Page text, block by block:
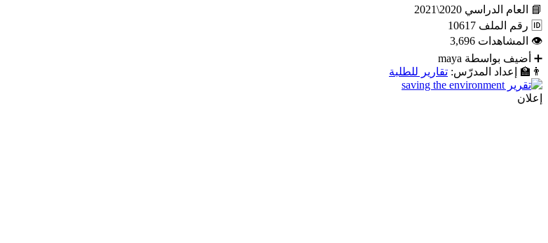
📘 العام الدراسي 2020\2021
🆔 رقم الملف 10617
👁 المشاهدات 3,696
➕ أضيف بواسطة maya
👨‍🏫
إعداد المدرّس: تقارير للطلبة
إعلان